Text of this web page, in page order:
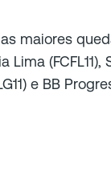
maiores
Lima
e BB